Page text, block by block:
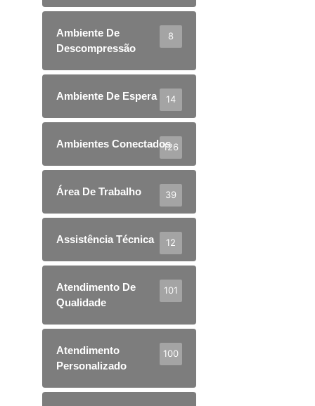
Ambiente De
Descompressão
8
Ambiente De Espera 14
Ambientes Conectados126
Área De Trabalho 39
Assistência Técnica 12
Atendimento De
Qualidade
101
Atendimento
Personalizado
100